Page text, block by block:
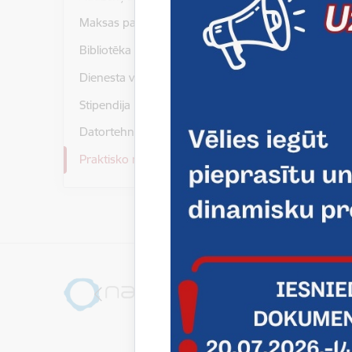
Maksas pakalpojumi
Bibliotēka
Dienesta viesnīca
Stipendija
Datortehnikas piešķiršana
Praktisko mācību īstenošana